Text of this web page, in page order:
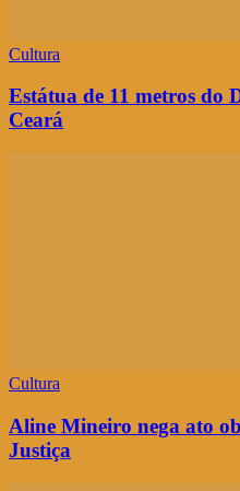
Cultura
Estátua de 11 metros do
Ceará
Cultura
Aline Mineiro nega ato
Justiça